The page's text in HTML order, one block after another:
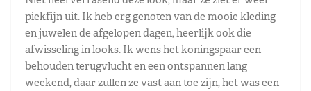
piekfijn uit. Ik heb erg genoten van de mooie kleding
en juwelen de afgelopen dagen, heerlijk ook die
afwisseling in looks. Ik wens het koningspaar een
behouden terugvlucht en een ontspannen lang
weekend, daar zullen ze vast aan toe zijn, het was een